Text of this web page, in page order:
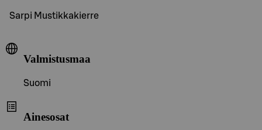
Sarpi Mustikkakierre
Valmistusmaa
Suomi
Ainesosat